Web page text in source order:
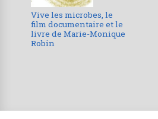
Vive les microbes, le
film documentaire et le
livre de Marie-Monique
Robin